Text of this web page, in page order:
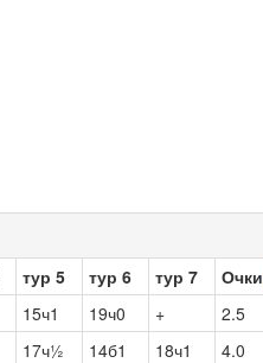
тур 5 тур 6 тур 7 Очки
15ч1 19ч0 + 2.5
17ч½ 14б1 18ч1 4.0